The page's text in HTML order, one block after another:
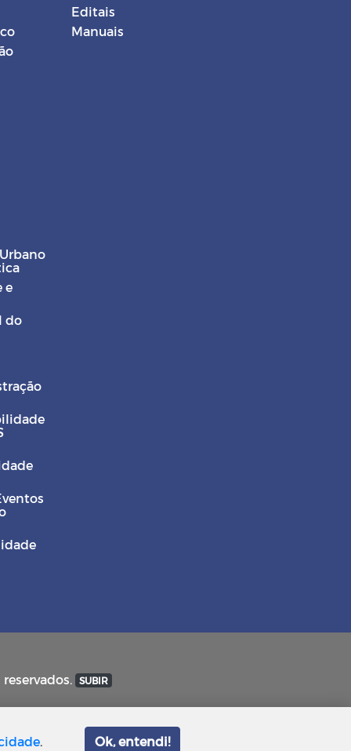
Editais
Manuais
e
do
SUBIR
. Ok, entendi!